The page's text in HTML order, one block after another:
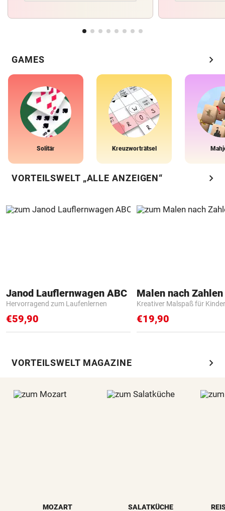
GAMES chevron_right
Solitär Kreuzworträtsel
VORTEILSWELT „ALLE ANZEIGEN“ chevron_right
Janod Lauflernwagen ABC
Hervorragend zum Laufenlernen
€59,90
Kreativer Malspaß für Kinder
€19,90
VORTEILSWELT MAGAZINE chevron_right
MOZART SALATKÜCHE